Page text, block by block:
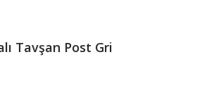
Tavşan Post Gri